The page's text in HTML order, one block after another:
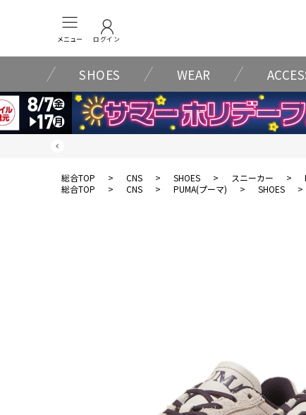
メニュー ログイン
SHOES WEAR
総合TOP > CNS > SHOES > スニーカー >
総合TOP
> CNS > PUMA(プーマ) > SHOES >